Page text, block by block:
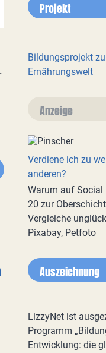
Projekt
Bildungsprojekt
Ernährungswelt
Anzeige
Verdiene ich zu
anderen?
Warum auf
20 zur
Vergleiche
Pixabay, Petfoto
Auszeichnung
LizzyNet ist
Programm
Entwicklung: die